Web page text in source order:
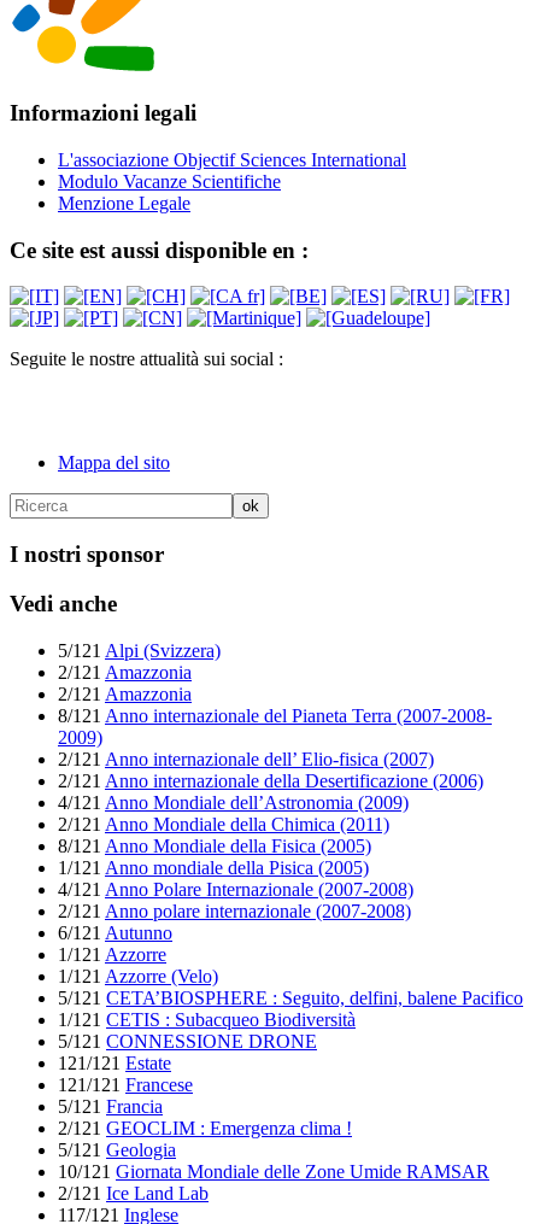
Informazioni legali
L'associazione Objectif Sciences International
Modulo Vacanze Scientifiche
Menzione Legale
Ce site est aussi disponible en :
Seguite le nostre attualità sui social :
Mappa del sito
I nostri sponsor
Vedi anche
5/121 Alpi (Svizzera)
2/121 Amazzonia
2/121 Amazzonia
8/121 Anno internazionale del Pianeta Terra (2007-2008-
2009)
2/121 Anno internazionale dell’ Elio-fisica (2007)
2/121 Anno internazionale della Desertificazione (2006)
4/121 Anno Mondiale dell’Astronomia (2009)
2/121 Anno Mondiale della Chimica (2011)
8/121 Anno Mondiale della Fisica (2005)
1/121 Anno mondiale della Pisica (2005)
4/121 Anno Polare Internazionale (2007-2008)
2/121 Anno polare internazionale (2007-2008)
6/121 Autunno
1/121 Azzorre
1/121 Azzorre (Velo)
5/121 CETA’BIOSPHERE : Seguito, delfini, balene Pacifico
1/121 CETIS : Subacqueo Biodiversità
5/121 CONNESSIONE DRONE
121/121 Estate
121/121 Francese
5/121 Francia
2/121 GEOCLIM : Emergenza clima !
5/121 Geologia
10/121 Giornata Mondiale delle Zone Umide RAMSAR
2/121 Ice Land Lab
117/121 Inglese